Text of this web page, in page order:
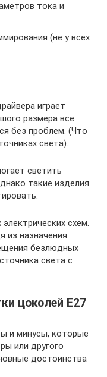
тока и
(не у всех
играет
размера все
без проблем. (Что
света).
cветить
такие изделия
схем.
из назначения
безлюдных
света с
цоколей E27
и минусы, которые
или другого
достоинства